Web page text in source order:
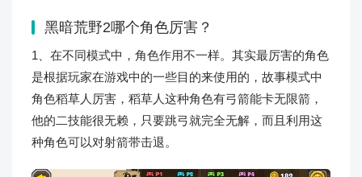
黑暗荒野2哪个角色厉害？
1、在不同模式中，角色作用不一样。其实最厉害的角色
是根据玩家在游戏中的一些目的来使用的，故事模式中
角色稻草人厉害，稻草人这种角色有弓箭能卡无限箭，
他的二技能很无赖，只要跳弓就完全无解，而且利用这
种角色可以对射箭带击退。